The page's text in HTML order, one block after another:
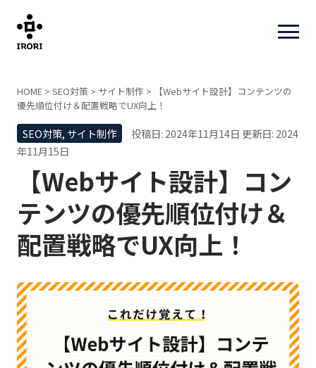
HOME > SEO対策 > サイト制作 >
【Webサイト設計】コンテンツの
優先順位付け＆配置戦略でUX向上！
SEO対策, サイト制作 投稿日: 2024年11月14日 更新日: 2024
年11月15日
【Webサイト設計】コン
テンツの優先順位付け＆
配置戦略でUX向上！